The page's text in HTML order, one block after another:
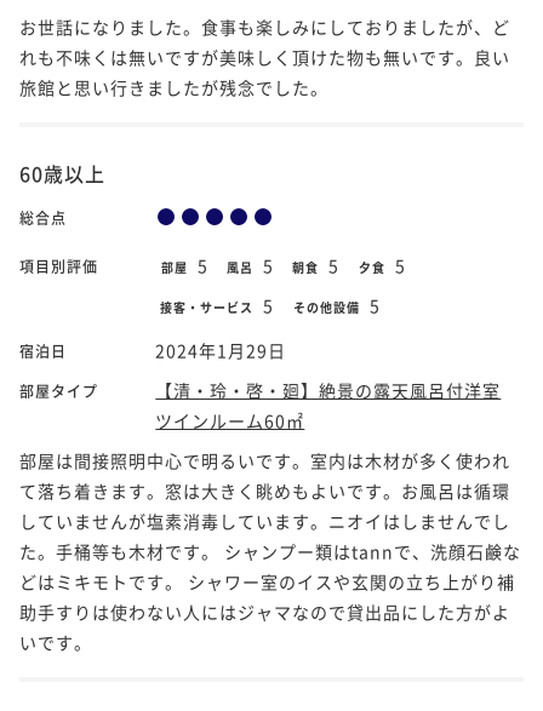
お世話になりました。食事も楽しみにしておりましたが、ど
れも不味くは無いですが美味しく頂けた物も無いです。良い
旅館と思い行きましたが残念でした。
60歳以上
総合点
項目別評価 部屋 5 風呂 5 朝食 5 夕食 5
接客・サービス 5 その他設備 5
宿泊日 2024年1月29日
部屋タイプ
【清・玲・啓・廻】絶景の露天風呂付洋室
ツインルーム60㎡
部屋は間接照明中心で明るいです。室内は木材が多く使われ
て落ち着きます。窓は大きく眺めもよいです。お風呂は循環
していませんが塩素消毒しています。ニオイはしませんでし
た。手桶等も木材です。 シャンプー類はtannで、洗顔石鹸な
どはミキモトです。 シャワー室のイスや玄関の立ち上がり補
助手すりは使わない人にはジャマなので貸出品にした方がよ
いです。